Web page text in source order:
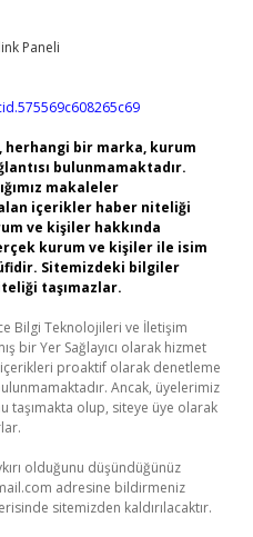
bir marka, kurum
bulunmamaktadır.
makaleler
içerikler haber niteliği
ve kişiler hakkında
kurum ve kişiler ile isim
Sitemizdeki bilgiler
taşımazlar.
Bilgi Teknolojileri ve İletişim
bir Yer Sağlayıcı olarak hizmet
proaktif olarak denetleme
Ancak, üyelerimiz
taşımakta olup, siteye üye olarak
olduğunu düşündüğünüz
adresine bildirmeniz
sitemizden kaldırılacaktır.